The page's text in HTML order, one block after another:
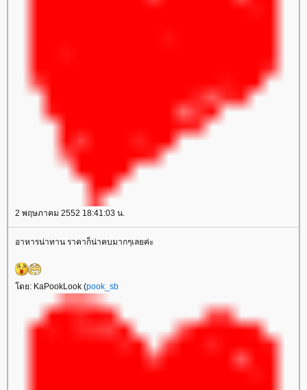
2 พฤษภาคม 2552 18:41:03 น.
อาหารน่าทาน ราคาก็น่าคบมากๆเลยค่ะ
ดย: KaPookLook (pook_sb